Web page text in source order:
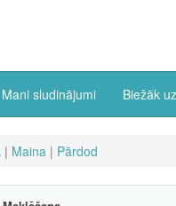
Mani sludinājumi Biežāk
| Maina | Pārdod